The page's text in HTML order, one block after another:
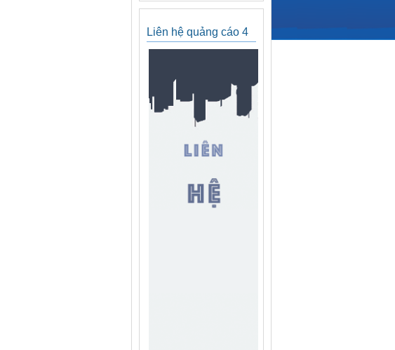
Liên hệ quảng cáo 4